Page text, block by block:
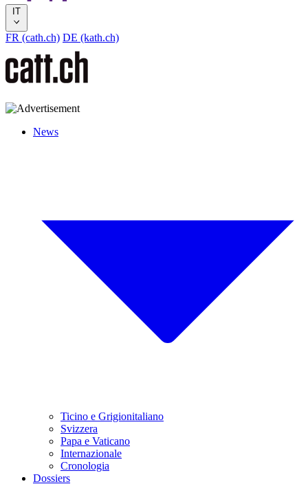
IT
FR (cath.ch) DE (kath.ch)
News
Ticino e Grigionitaliano
Svizzera
Papa e Vaticano
Internazionale
Cronologia
Dossiers